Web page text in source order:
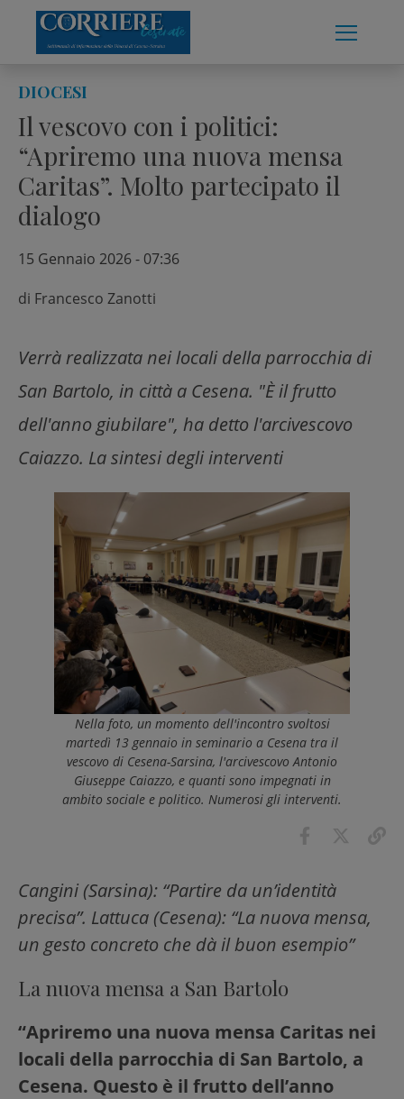
content
DIOCESI
Il vescovo con i politici:
“Apriremo una nuova mensa
Caritas”. Molto partecipato il
dialogo
15 Gennaio 2026 - 07:36
di Francesco Zanotti
Verrà realizzata nei locali della parrocchia di
San Bartolo, in città a Cesena. "È il frutto
dell'anno giubilare", ha detto l'arcivescovo
Caiazzo. La sintesi degli interventi
Nella foto, un momento dell'incontro svoltosi
martedì 13 gennaio in seminario a Cesena tra il
vescovo di Cesena-Sarsina, l'arcivescovo Antonio
Giuseppe Caiazzo, e quanti sono impegnati in
ambito sociale e politico. Numerosi gli interventi.
Cangini (Sarsina): “Partire da un’identità
precisa”. Lattuca (Cesena): “La nuova mensa,
un gesto concreto che dà il buon esempio”
La nuova mensa a San Bartolo
“Apriremo una nuova mensa Caritas nei
locali della parrocchia di San Bartolo, a
Cesena. Questo è il frutto dell’anno